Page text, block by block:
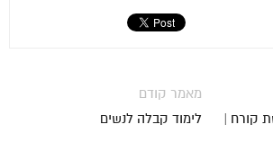
מאמר קודם
לימוד קבלה לנשים
קורח |